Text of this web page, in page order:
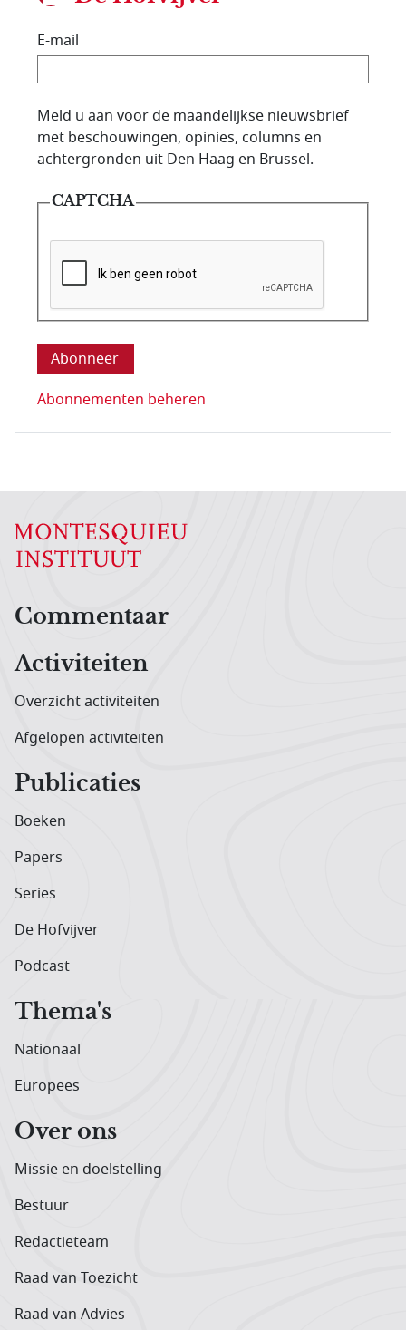
E-mail
E-mailadres van de abonnee.
Meld u aan voor de maandelijkse nieuwsbrief
met beschouwingen, opinies, columns en
achtergronden uit Den Haag en Brussel.
CAPTCHA
Deze vraag is om te controleren dat u een mens
Abonnementen beheren
Hoofdnavigatiemenu
Commentaar
Activiteiten
Overzicht activiteiten
Afgelopen activiteiten
Publicaties
Boeken
Papers
Series
De Hofvijver
Podcast
Thema's
Nationaal
Europees
Over ons
Missie en doelstelling
Bestuur
Redactieteam
Raad van Toezicht
Raad van Advies